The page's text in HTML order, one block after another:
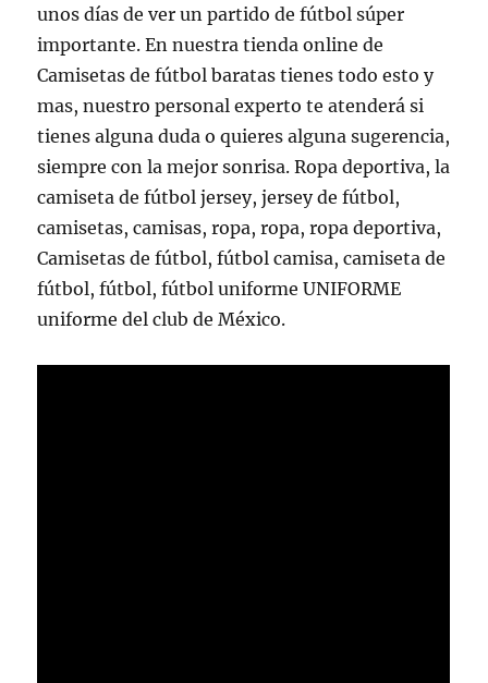
unos dí­as de ver un partido de fútbol súper
importante. En nuestra tienda online de
Camisetas de fútbol baratas tienes todo esto y
mas, nuestro personal experto te atenderá si
tienes alguna duda o quieres alguna sugerencia,
siempre con la mejor sonrisa. Ropa deportiva, la
camiseta de fútbol jersey, jersey de fútbol,
camisetas, camisas, ropa, ropa, ropa deportiva,
Camisetas de fútbol, fútbol camisa, camiseta de
fútbol, fútbol, fútbol uniforme UNIFORME
uniforme del club de México.